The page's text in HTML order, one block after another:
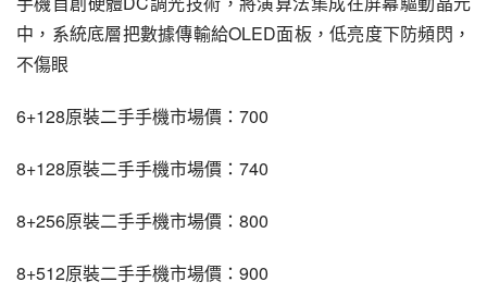
中，系統底層把數據傳輸給OLED面板，低亮度下防頻閃，
不傷眼
6+128原裝二手手機市場價：700
8+128原裝二手手機市場價：740
8+256原裝二手手機市場價：800
8+512原裝二手手機市場價：900